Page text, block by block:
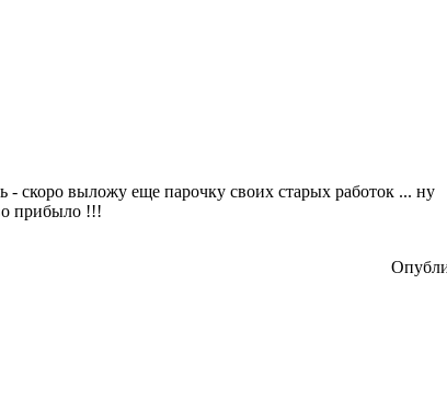
- скоро выложу еще парочку своих старых работок ... ну
прибыло !!!